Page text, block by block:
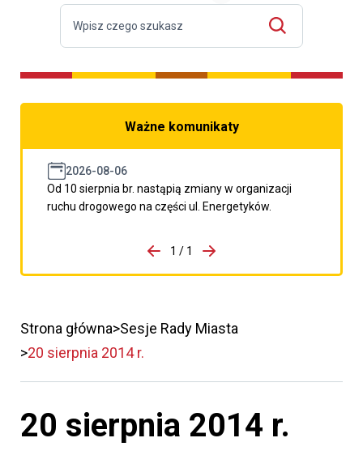
Ważne komunikaty
2026-08-06
Od 10 sierpnia br. nastąpią zmiany w organizacji
ruchu drogowego na części ul. Energetyków.
porzpedniego komunikatu
1 / 1
Przejdź do następnego
Strona główna Sesje Rady Miasta
20 sierpnia 2014 r.
20 sierpnia 2014 r.